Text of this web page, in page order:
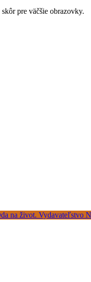
pre väčšie obrazovky.